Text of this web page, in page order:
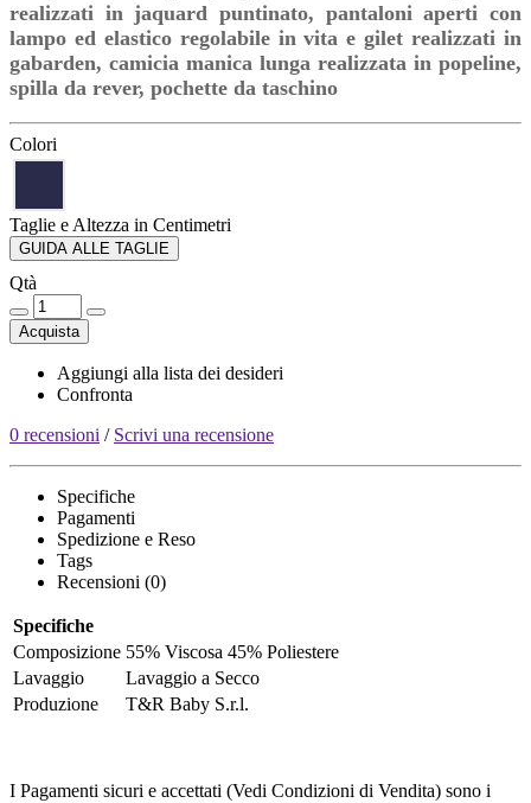
realizzati in jaquard puntinato, pantaloni aperti con
lampo ed elastico regolabile in vita e gilet realizzati in
gabarden, camicia manica lunga realizzata in popeline,
spilla da rever, pochette da taschino
Colori
Taglie e Altezza in Centimetri
GUIDA ALLE TAGLIE
Qtà
Acquista
Aggiungi alla lista dei desideri
Confronta
0 recensioni / Scrivi una recensione
Specifiche
Pagamenti
Spedizione e Reso
Tags
Recensioni (0)
Specifiche
Composizione 55% Viscosa 45% Poliestere
Lavaggio
Lavaggio a Secco
Produzione
T&R Baby S.r.l.
I Pagamenti sicuri e accettati (Vedi Condizioni di Vendita) sono i